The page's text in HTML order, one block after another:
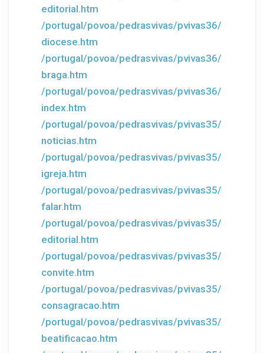
editorial.htm
/portugal/povoa/pedrasvivas/pvivas36/
diocese.htm
/portugal/povoa/pedrasvivas/pvivas36/
braga.htm
/portugal/povoa/pedrasvivas/pvivas36/
index.htm
/portugal/povoa/pedrasvivas/pvivas35/
noticias.htm
/portugal/povoa/pedrasvivas/pvivas35/
igreja.htm
/portugal/povoa/pedrasvivas/pvivas35/
falar.htm
/portugal/povoa/pedrasvivas/pvivas35/
editorial.htm
/portugal/povoa/pedrasvivas/pvivas35/
convite.htm
/portugal/povoa/pedrasvivas/pvivas35/
consagracao.htm
/portugal/povoa/pedrasvivas/pvivas35/
beatificacao.htm